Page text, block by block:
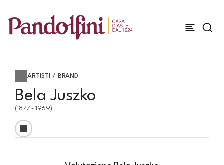
ARTISTI / BRAND
Bela Juszko
(1877 - 1969)